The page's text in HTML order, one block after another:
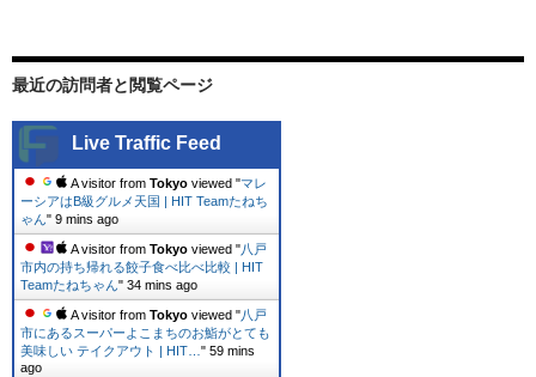
最近の訪問者と閲覧ページ
Live Traffic Feed
A visitor from Tokyo viewed "マレ
ーシアはB級グルメ天国 | HIT Teamたねち
ゃん" 10 mins ago
A visitor from Tokyo viewed "八戸
市内の持ち帰れる餃子食べ比べ比較 | HIT
Teamたねちゃん" 34 mins ago
A visitor from Tokyo viewed "八戸
市にあるスーパーよこまちのお鮨がとても
美味しい テイクアウト | HIT… " 59 mins
ago